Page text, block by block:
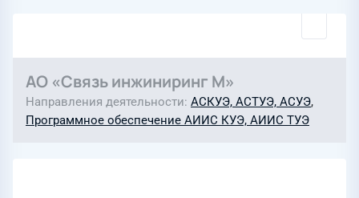
АО «Связь инжиниринг М»
Направления деятельности АСКУЭ, АСТУЭ, АСУЭ,
Программное обеспечение АИИС КУЭ, АИИС ТУЭ